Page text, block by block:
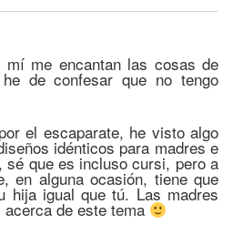
me encantan las cosas de
he de confesar que no tengo
el escaparate, he visto algo
idénticos para madres e
sé que es incluso cursi, pero a
en alguna ocasión, tiene que
hija igual que tú. Las madres
de este tema